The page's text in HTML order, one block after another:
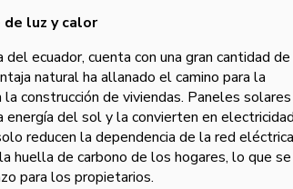
luz y calor
ecuador, cuenta con una gran cantidad de
natural ha allanado el camino para la
construcción de viviendas. Paneles solares
del sol y la convierten en electricidad
reducen la dependencia de la red eléctrica
huella de carbono de los hogares, lo que se
para los propietarios.